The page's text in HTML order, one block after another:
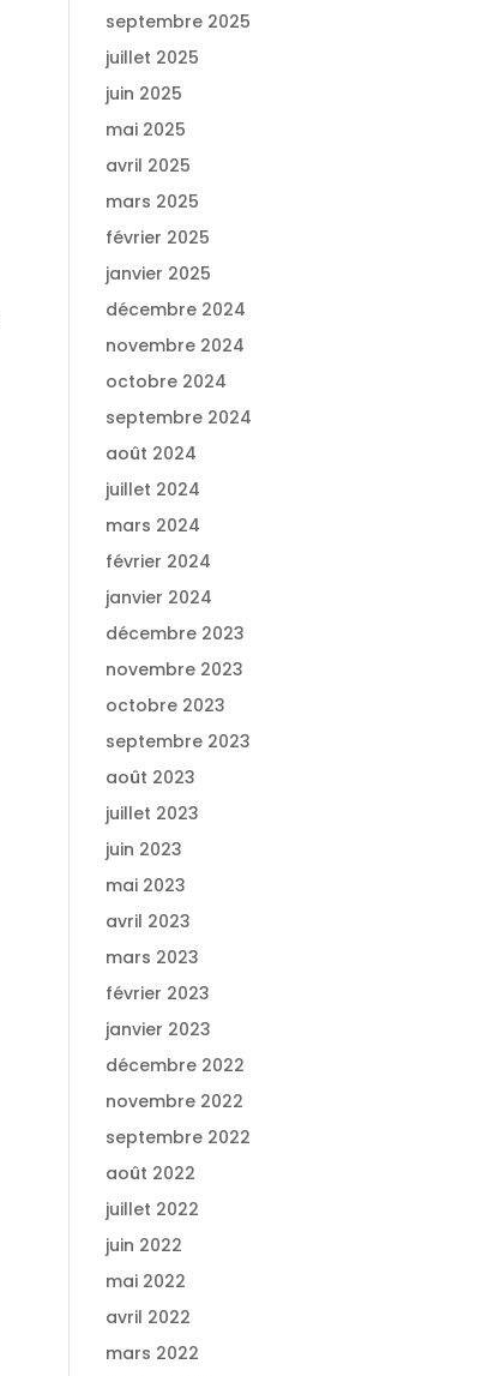
septembre 2025
juillet 2025
juin 2025
mai 2025
avril 2025
mars 2025
février 2025
janvier 2025
décembre 2024
novembre 2024
octobre 2024
septembre 2024
août 2024
juillet 2024
mars 2024
février 2024
janvier 2024
décembre 2023
novembre 2023
octobre 2023
septembre 2023
août 2023
juillet 2023
juin 2023
mai 2023
avril 2023
mars 2023
février 2023
janvier 2023
décembre 2022
novembre 2022
septembre 2022
août 2022
juillet 2022
juin 2022
mai 2022
avril 2022
mars 2022